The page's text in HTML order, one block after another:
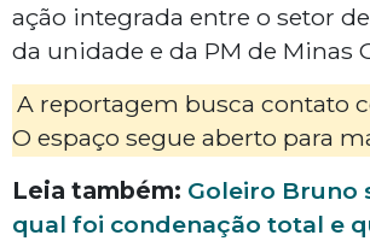
ação integrada entre o setor
da unidade e da PM de Minas
A reportagem busca contato
O espaço segue aberto para
Leia também: Goleiro Bruno
qual foi condenação total e